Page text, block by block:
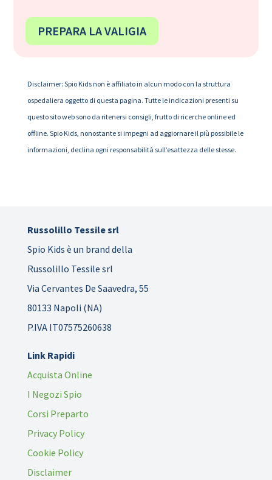
PREPARA LA VALIGIA
Disclaimer: Spio Kids non è affiliato in alcun modo con la struttura
ospedaliera oggetto di questa pagina. Tutte le indicazioni presenti su
questo sito web sono da ritenersi consigli, frutto di ricerche online ed
offline. Spio Kids, nonostante si impegni ad aggiornare il più possibile le
informazioni, declina ogni responsabilità sull’esattezza delle stesse.
Russolillo Tessile srl
Spio Kids è un brand della
Russolillo Tessile srl
Via Cervantes De Saavedra, 55
80133 Napoli (NA)
P.IVA IT07575260638
Link Rapidi
Acquista Online
I Negozi Spio
Corsi Preparto
Privacy Policy
Cookie Policy
Disclaimer